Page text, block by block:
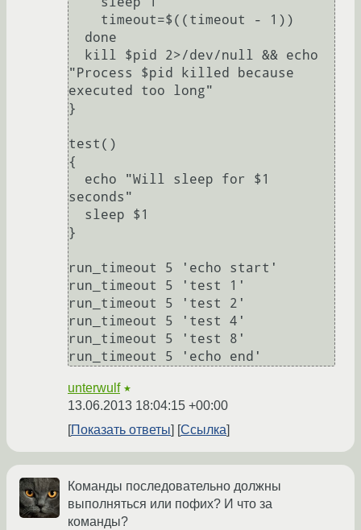
"Process $pid killed because
executed too long"
}
test()
{
seconds"
}
run_timeout 5 'echo start'
run_timeout 5 'test 1'
run_timeout 5 'test 2'
run_timeout 5 'test 4'
run_timeout 5 'test 8'
unterwulf ★
13.06.2013 18:04:15 +00:00
Показать ответы
Ссылка
Команды последовательно должны
выполняться или пофих? И что за
команды?